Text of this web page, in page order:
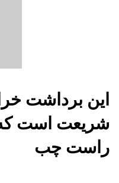
این برداشت
شریعت است
راست چب